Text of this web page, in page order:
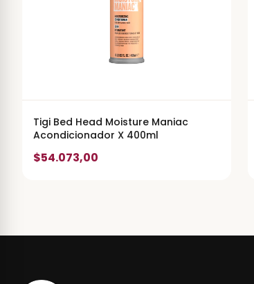
Tigi Bed Head Moisture Maniac
Acondicionador X 400ml
$54.073,00